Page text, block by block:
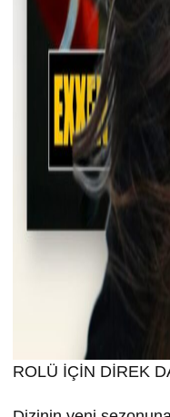
ROLÜ İÇİN DİREK